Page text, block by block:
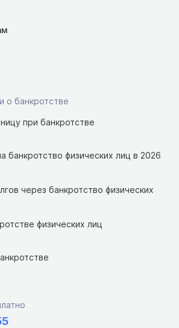
о банкротстве
при банкротстве
банкротство физических лиц в 2026
через банкротство физических
физических лиц